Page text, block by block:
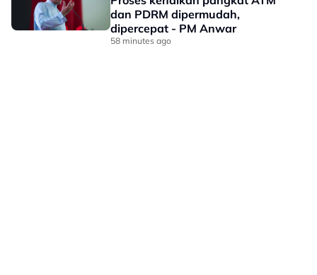
dan PDRM dipermudah,
dipercepat - PM Anwar
58 minutes ago